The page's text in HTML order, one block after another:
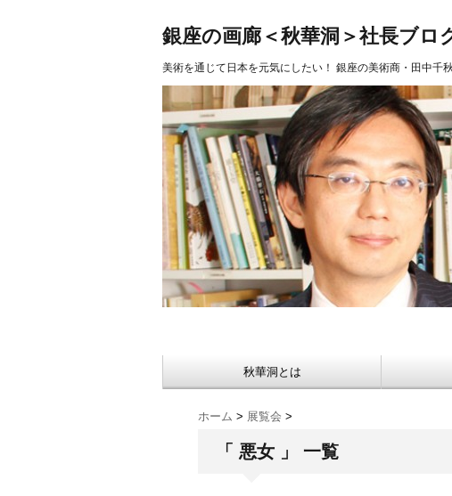
銀座の画廊＜秋華洞＞社長ブロ
美術を通じて日本を元気にしたい！ 銀座の美術商・田中千
秋華洞とは
ホーム > 展覧会 >
「 悪女 」 一覧